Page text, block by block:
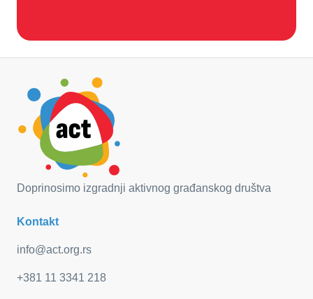
Doprinosimo izgradnji aktivnog građanskog društva
Kontakt
info@act.org.rs
+381 11 3341 218